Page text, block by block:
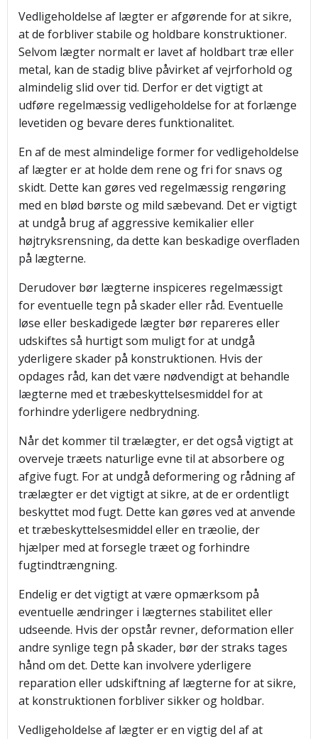
Vedligeholdelse af lægter er afgørende for at sikre,
at de forbliver stabile og holdbare konstruktioner.
Selvom lægter normalt er lavet af holdbart træ eller
metal, kan de stadig blive påvirket af vejrforhold og
almindelig slid over tid. Derfor er det vigtigt at
udføre regelmæssig vedligeholdelse for at forlænge
levetiden og bevare deres funktionalitet.
En af de mest almindelige former for vedligeholdelse
af lægter er at holde dem rene og fri for snavs og
skidt. Dette kan gøres ved regelmæssig rengøring
med en blød børste og mild sæbevand. Det er vigtigt
at undgå brug af aggressive kemikalier eller
højtryksrensning, da dette kan beskadige overfladen
på lægterne.
Derudover bør lægterne inspiceres regelmæssigt
for eventuelle tegn på skader eller råd. Eventuelle
løse eller beskadigede lægter bør repareres eller
udskiftes så hurtigt som muligt for at undgå
yderligere skader på konstruktionen. Hvis der
opdages råd, kan det være nødvendigt at behandle
lægterne med et træbeskyttelsesmiddel for at
forhindre yderligere nedbrydning.
Når det kommer til trælægter, er det også vigtigt at
overveje træets naturlige evne til at absorbere og
afgive fugt. For at undgå deformering og rådning af
trælægter er det vigtigt at sikre, at de er ordentligt
beskyttet mod fugt. Dette kan gøres ved at anvende
et træbeskyttelsesmiddel eller en træolie, der
hjælper med at forsegle træet og forhindre
fugtindtrængning.
Endelig er det vigtigt at være opmærksom på
eventuelle ændringer i lægternes stabilitet eller
udseende. Hvis der opstår revner, deformation eller
andre synlige tegn på skader, bør der straks tages
hånd om det. Dette kan involvere yderligere
reparation eller udskiftning af lægterne for at sikre,
at konstruktionen forbliver sikker og holdbar.
Vedligeholdelse af lægter er en vigtig del af at